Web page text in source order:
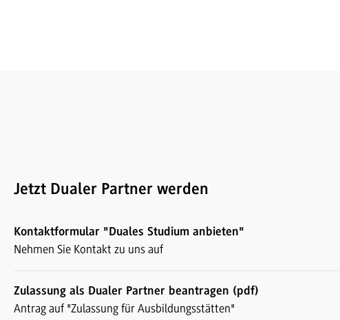
Jetzt Dualer Partner werden
Kontaktformular "Duales Studium anbieten"
Nehmen Sie Kontakt zu uns auf
Zulassung als Dualer Partner beantragen (pdf)
Antrag auf "Zulassung für Ausbildungsstätten"